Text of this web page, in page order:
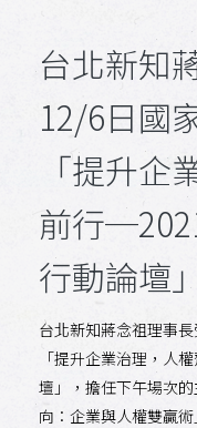
台北新知
12/6日國
「提升企
前行
行動論壇
台北新知蔣念祖理事
「提升企業治理，人
壇」，擔任下午場次的
向：企業與人權雙贏